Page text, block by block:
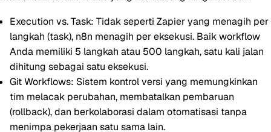
Execution vs. Task: Tidak seperti Zapier yang menagih per
langkah (task), n8n menagih per eksekusi. Baik workflow
Anda memiliki 5 langkah atau 500 langkah, satu kali jalan
dihitung sebagai satu eksekusi.
Git Workflows: Sistem kontrol versi yang memungkinkan
tim melacak perubahan, membatalkan pembaruan
(rollback), dan berkolaborasi dalam otomatisasi tanpa
menimpa pekerjaan satu sama lain.